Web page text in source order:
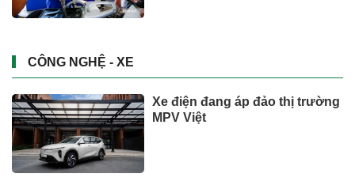
CÔNG NGHỆ - XE
Xe điện đang áp đảo thị trường
MPV Việt